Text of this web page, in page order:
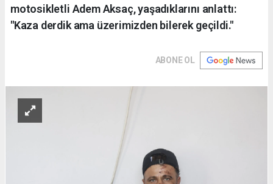
motosikletli Adem Aksaç, yaşadıklarını anlattı:
"Kaza derdik ama üzerimizden bilerek geçildi."
ABONE OL